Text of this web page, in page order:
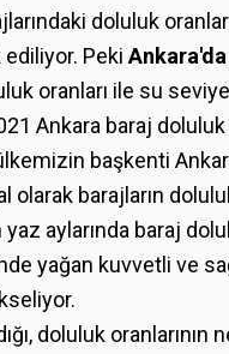
doluluk
ediliyor. Peki
oranları ile su
Ankara baraj doluluk
başkenti
olarak barajların
aylarında baraj
yağan kuvvetli ve
doluluk oranlarının